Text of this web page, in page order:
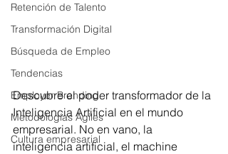
Retención de Talento
Transformación Digital
Búsqueda de Empleo
Tendencias
Employer Branding
Metodologías Ágiles
Cultura empresarial
Descubre el poder transformador de la
Inteligencia Artificial en el mundo
empresarial. No en vano, la
inteligencia artificial, el machine